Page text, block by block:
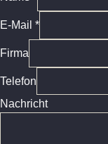
E-Mail *
Firma
Telefon
Nachricht